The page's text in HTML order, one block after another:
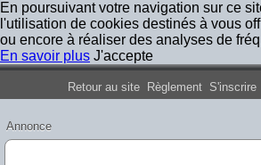
En poursuivant votre navigation sur ce
l'utilisation de cookies destinés à vous
ou encore à réaliser des analyses de
En savoir plus J'accepte
Forum Iron Maiden
Retour au site Règlement S'inscrire
Annonce